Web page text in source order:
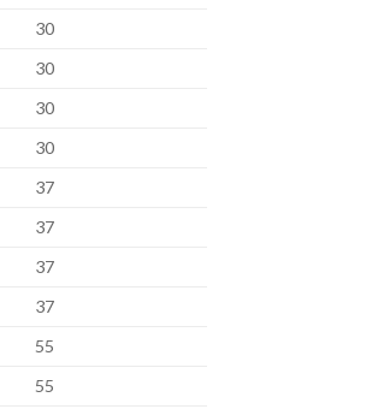
30
30
30
30
37
37
37
37
55
55